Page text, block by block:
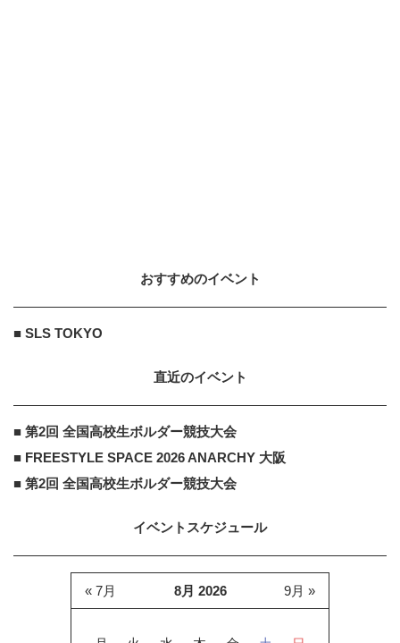
おすすめのイベント
■ SLS TOKYO
直近のイベント
■ 第2回 全国高校生ボルダー競技大会
■ FREESTYLE SPACE 2026 ANARCHY 大阪
■ 第2回 全国高校生ボルダー競技大会
イベントスケジュール
8月 2026
« 7月 9月 »